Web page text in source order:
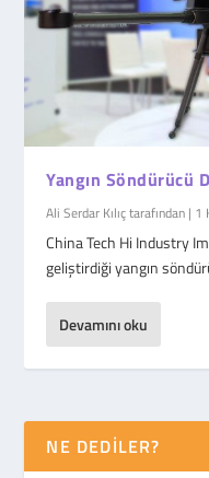
Yangın Söndürücü
Ali Serdar Kılıçtarafından | 1
China Tech Hi Industry
geliştirdiği yangın
Devamını oku
NE DEDİLER?